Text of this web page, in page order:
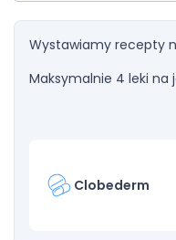
Wystawiamy recepty
Maksymalnie 4 leki na
Clobederm